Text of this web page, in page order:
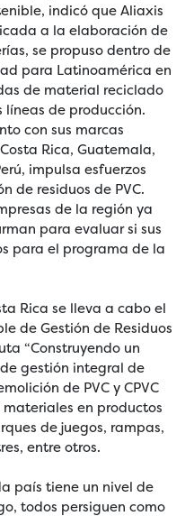
indicó que Aliaxis
a la elaboración de
se propuso dentro de
para Latinoamérica en
de material reciclado
de producción.
con sus marcas
Rica, Guatemala,
impulsa esfuerzos
de residuos de PVC.
de la región ya
para evaluar si sus
para el programa de la
Rica se lleva a cabo el
de Gestión de Residuos
“Construyendo un
gestión integral de
de PVC y CPVC
en productos
de juegos, rampas,
entre otros.
país tiene un nivel de
todos persiguen como